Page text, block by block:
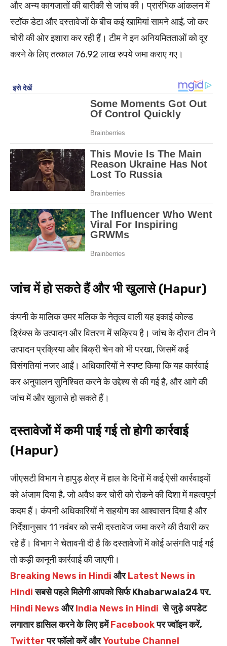
और अन्य कागजातों की बारीकी से जांच की। प्रारंभिक आंकलन में
स्टॉक डेटा और दस्तावेजों के बीच कई खामियां सामने आईं, जो कर
चोरी की ओर इशारा कर रही हैं। टीम ने इन अनियमितताओं को दूर
करने के लिए तत्काल 76.92 लाख रुपये जमा कराए गए।
जांच में हो सकते हैं और भी खुलासे (Hapur)
कंपनी के मालिक उमर मलिक के नेतृत्व वाली यह इकाई कोल्ड
ड्रिंक्स के उत्पादन और वितरण में सक्रिय है। जांच के दौरान टीम ने
उत्पादन प्रक्रिया और बिक्री चेन को भी परखा, जिसमें कई
विसंगतियां नजर आईं। अधिकारियों ने स्पष्ट किया कि यह कार्रवाई
कर अनुपालन सुनिश्चित करने के उद्देश्य से की गई है, और आगे की
जांच में और खुलासे हो सकते हैं।
दस्तावेजों में कमी पाई गई तो होगी कार्रवाई
(Hapur)
जीएसटी विभाग ने हापुड़ क्षेत्र में हाल के दिनों में कई ऐसी कार्रवाइयों
को अंजाम दिया है, जो अवैध कर चोरी को रोकने की दिशा में महत्वपूर्ण
कदम हैं। कंपनी अधिकारियों ने सहयोग का आश्वासन दिया है और
निर्देशानुसार 11 नवंबर को सभी दस्तावेज जमा करने की तैयारी कर
रहे हैं। विभाग ने चेतावनी दी है कि दस्तावेजों में कोई असंगति पाई गई
तो कड़ी कानूनी कार्रवाई की जाएगी।
Breaking News in Hindi औरLatest News in
Hindiसबसे पहले मिलेगी आपको सिर्फ Khabarwala24 पर.
Hindi News औरIndia News in Hindi से जुड़े अपडेट
लगातार हासिल करने के लिए हमेंFacebookपर ज्वॉइन करें,
Twitterपर फॉलो करें औरYoutube Channel